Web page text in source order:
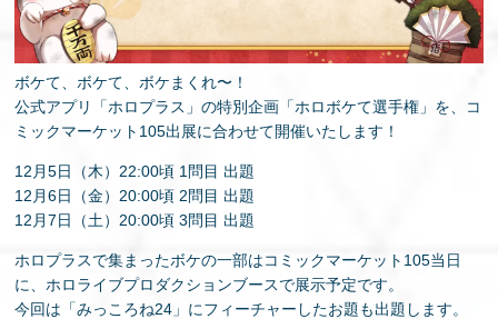
ボケて、ボケて、ボケまくれ〜！
公式アプリ「ホロプラス」の特別企画「ホロボケて選手権」を、コ
ミックマーケット105出展に合わせて開催いたします！
12月5日（木）22:00頃 1問目 出題
12月6日（金）20:00頃 2問目 出題
12月7日（土）20:00頃 3問目 出題
ホロプラスで集まったボケの一部はコミックマーケット105当日
に、ホロライブプロダクションブースで展示予定です。
今回は「みっころね24」にフィーチャーしたお題も出題します。